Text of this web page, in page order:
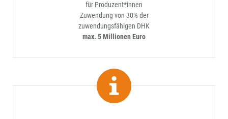
für Produzent*innen
Zuwendung von 30% der
zuwendungsfähigen DHK
max. 5 Millionen Euro